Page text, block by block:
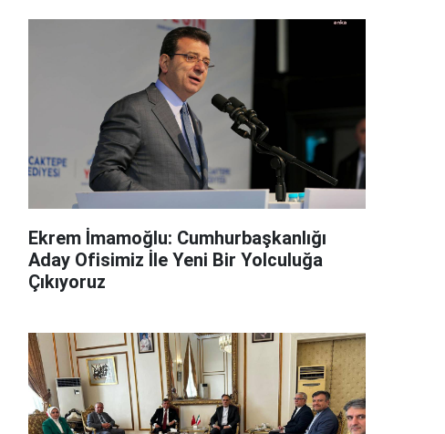
Ekrem İmamoğlu: Cumhurbaşkanlığı
Aday Ofisimiz İle Yeni Bir Yolculuğa
Çıkıyoruz